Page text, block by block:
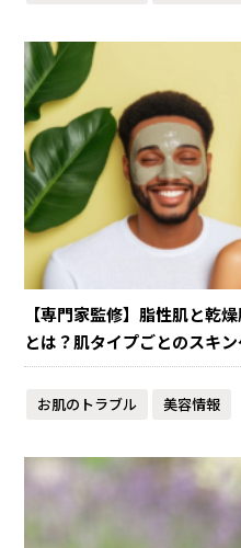
【専門家監修】脂性肌と乾
とは？肌タイプごとのスキ
お肌のトラブル 美容情報